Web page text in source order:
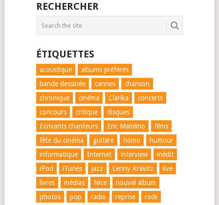
RECHERCHER
ÉTIQUETTES
acoustique
albums préférés
bande dessinée
cannes
chanson
chronique
cinéma Clarika
concerts
concours
critique
disques
Ecrivants chanteurs
Eric Maïolino
films
fête du cinéma
guitare homo
humour
informatique
Internet interview
inédit
iPod
iTunes jazz Lenny Kravitz
live
livres
médias Nice
nouvel album
photos
pop radio reprise rock